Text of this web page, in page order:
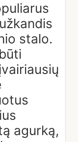
stalo.
agurką,